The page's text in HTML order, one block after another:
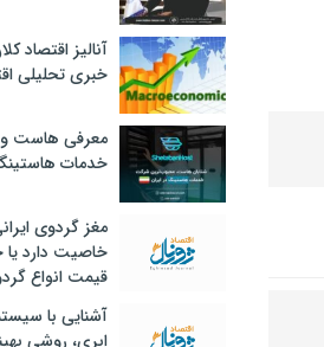
آنالیز اقتصاد
خبری تحلیلی
معرفی هاست
خدمات
مغز گردوی
خاصیت دارد
قیمت انواع
آشنایی با
ابری، روشی